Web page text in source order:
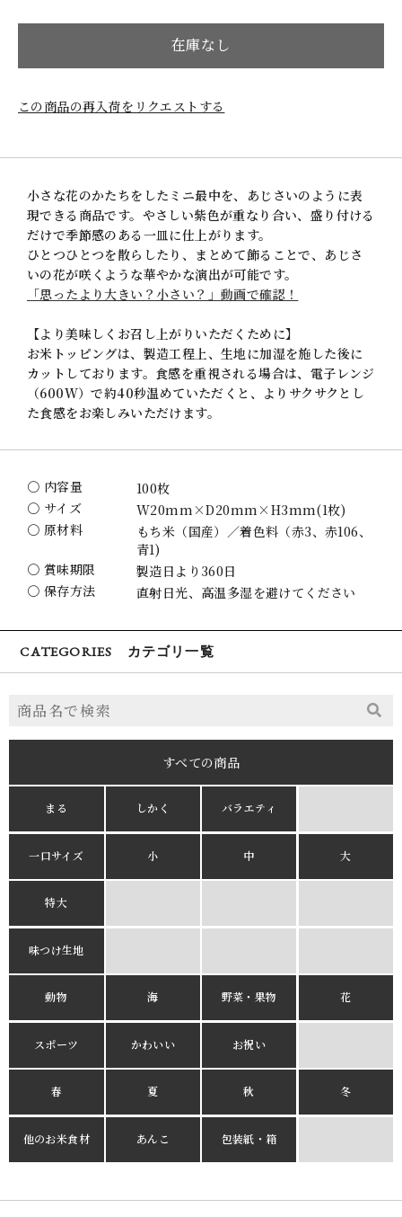
在庫なし
この商品の再入荷をリクエストする
小さな花のかたちをしたミニ最中を、あじさいのように表
現できる商品です。やさしい紫色が重なり合い、盛り付ける
だけで季節感のある一皿に仕上がります。
ひとつひとつを散らしたり、まとめて飾ることで、あじさ
いの花が咲くような華やかな演出が可能です。
「思ったより大きい？小さい？」動画で確認！
【より美味しくお召し上がりいただくために】
お米トッピングは、製造工程上、生地に加湿を施した後に
カットしております。食感を重視される場合は、電子レンジ
（600W）で約40秒温めていただくと、よりサクサクとし
た食感をお楽しみいただけます。
〇 内容量
100枚
〇 サイズ
W20mm×D20mm×H3mm(1枚)
〇 原材料
もち米（国産）／着色料（赤3、赤106、
青1)
〇 賞味期限
製造日より360日
〇 保存方法
直射日光、高温多湿を避けてください
CATEGORIES カテゴリ一覧
すべての商品
まる しかく バラエティ
一口サイズ 小 中 大
特大
味つけ生地
動物 海 野菜・果物 花
スポーツ かわいい お祝い
春 夏 秋 冬
他のお米食材 あんこ 包装紙・箱